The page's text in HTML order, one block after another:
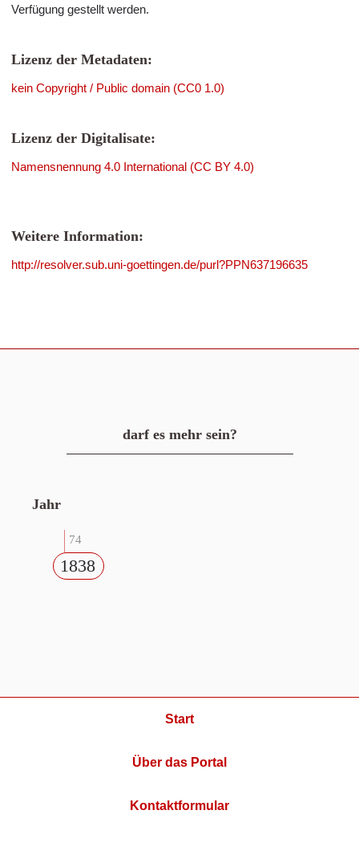
Verfügung gestellt werden.
Lizenz der Metadaten:
kein Copyright / Public domain (CC0 1.0)
Lizenz der Digitalisate:
Namensnennung 4.0 International (CC BY 4.0)
Weitere Information:
http://resolver.sub.uni-goettingen.de/purl?PPN637196635
darf es mehr sein?
Jahr
74
1838
Start
Über das Portal
Kontaktformular